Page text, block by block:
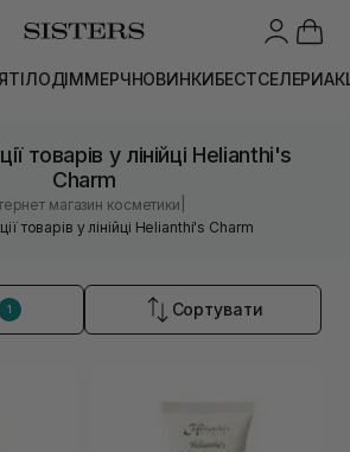
ТІЛОДІММЕРЧНОВИНКИБЕСТСЕЛЕРИ
товарів у лінійці Helianthi's
Charm
магазин косметики
товарів у лінійці Helianthi's Charm
1 Сортувати